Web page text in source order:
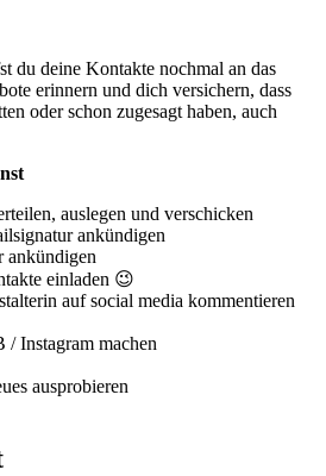
du deine Kontakte nochmal an das
erinnern und dich versichern, dass
oder schon zugesagt haben, auch
auslegen und verschicken
ankündigen
ankündigen
einladen 😉
auf social media kommentieren
/ Instagram machen
ausprobieren